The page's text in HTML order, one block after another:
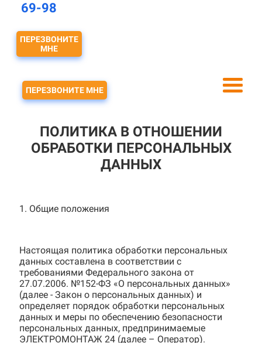
69-98
ПЕРЕЗВОНИТЕ
МНЕ
ПЕРЕЗВОНИТЕ МНЕ
ПОЛИТИКА В ОТНОШЕНИИ
ОБРАБОТКИ ПЕРСОНАЛЬНЫХ
ДАННЫХ
1. Общие положения
Настоящая политика обработки персональных
данных составлена в соответствии с
требованиями Федерального закона от
27.07.2006. №152-ФЗ «О персональных данных»
(далее - Закон о персональных данных) и
определяет порядок обработки персональных
данных и меры по обеспечению безопасности
персональных данных, предпринимаемые
ЭЛЕКТРОМОНТАЖ 24 (далее – Оператор).